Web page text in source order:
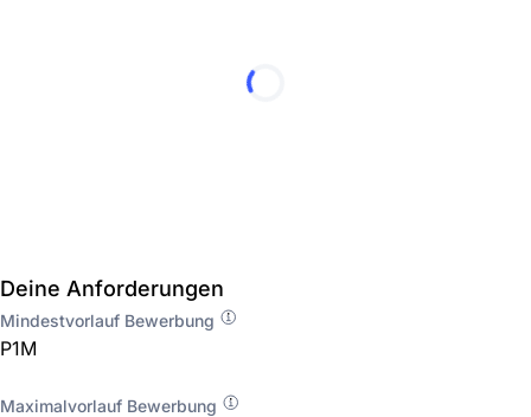
Deine Anforderungen
Mindestvorlauf Bewerbung
P1M
Maximalvorlauf Bewerbung